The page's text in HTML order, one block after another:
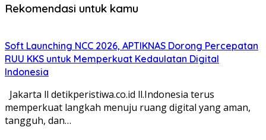
Rekomendasi untuk kamu
Soft Launching NCC 2026, APTIKNAS Dorong Percepatan
RUU KKS untuk Memperkuat Kedaulatan Digital
Indonesia
Jakarta ll detikperistiwa.co.id ll.Indonesia terus
memperkuat langkah menuju ruang digital yang aman,
tangguh, dan…